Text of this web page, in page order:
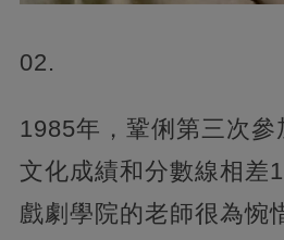
02.
1985年，鞏俐第三次參
文化成績和分數線相差
戲劇學院的老師很為惋